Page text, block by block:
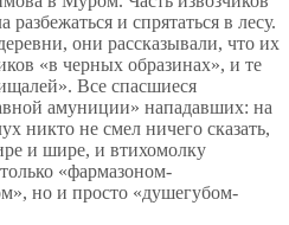
разбежаться и спрятаться в лесу.
они рассказывали, что их
«в черных образинах», и те
Все спасшиеся
амуниции» нападавших: на
никто не смел ничего сказать,
и шире, и втихомолку
«фармазоном-
но и просто «душегубом-